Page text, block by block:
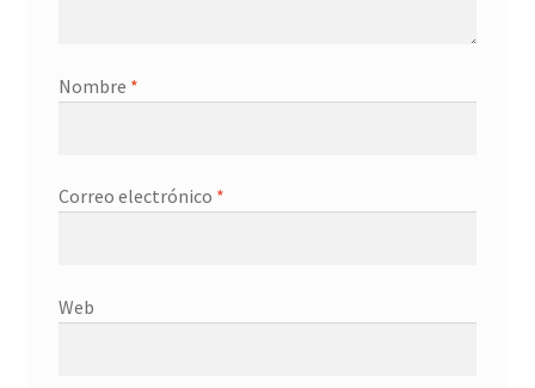
Nombre *
Correo electrónico *
Web